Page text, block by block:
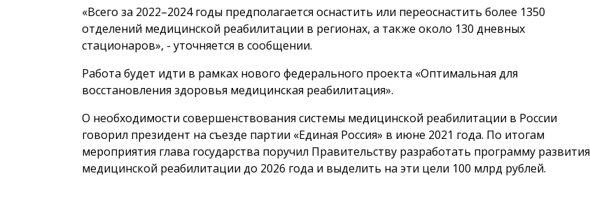
«Всего за 2022–2024 годы предполагается оснастить или переоснастить более 1350
отделений медицинской реабилитации в регионах, а также около 130 дневных
стационаров», - уточняется в сообщении.
Работа будет идти в рамках нового федерального проекта «Оптимальная для
восстановления здоровья медицинская реабилитация».
О необходимости совершенствования системы медицинской реабилитации в России
говорил президент на съезде партии «Единая Россия» в июне 2021 года. По итогам
мероприятия глава государства поручил Правительству разработать программу развития
медицинской реабилитации до 2026 года и выделить на эти цели 100 млрд рублей.